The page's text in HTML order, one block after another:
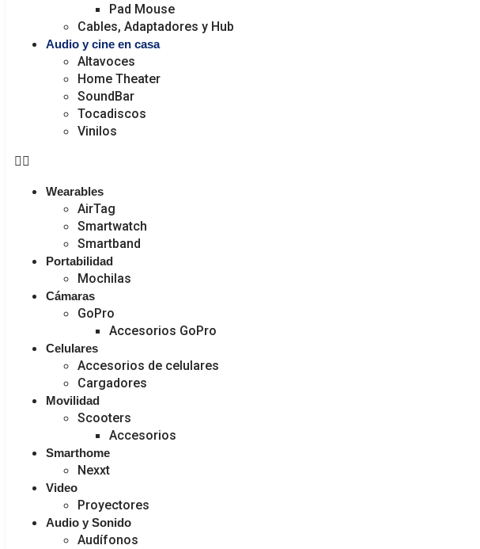
Pad Mouse
Cables, Adaptadores y Hub
Audio y cine en casa
Altavoces
Home Theater
SoundBar
Tocadiscos
Vinilos
Wearables
AirTag
Smartwatch
Smartband
Portabilidad
Mochilas
Cámaras
GoPro
Accesorios GoPro
Celulares
Accesorios de celulares
Cargadores
Movilidad
Scooters
Accesorios
Smarthome
Nexxt
Video
Proyectores
Audio y Sonido
Audífonos